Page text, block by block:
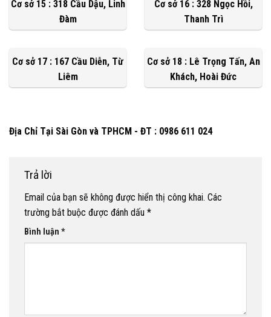
Cơ sở 15 : 318 Cầu Dậu, Linh
Đàm
Cơ sở 16 : 328 Ngọc Hồi,
Thanh Trì
Cơ sở 17 : 167 Cầu Diễn, Từ
Liêm
Cơ sở 18 : Lê Trọng Tấn, An
Khách, Hoài Đức
Địa Chỉ Tại Sài Gòn và TPHCM - ĐT : 0986 611 024
Trả lời
Email của bạn sẽ không được hiển thị công khai. Các
trường bắt buộc được đánh dấu *
Bình luận *